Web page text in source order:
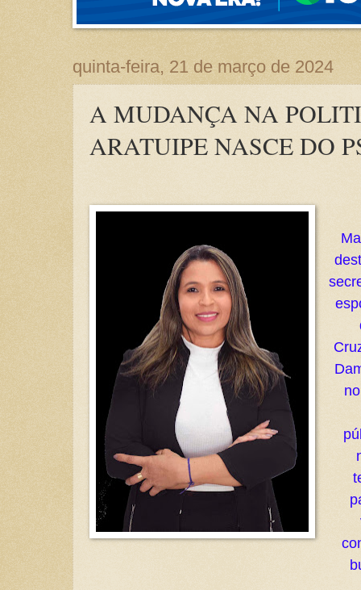
quinta-feira, 21 de março de 2024
A MUDANÇA NA
ARATUIPE NASCE DO
no